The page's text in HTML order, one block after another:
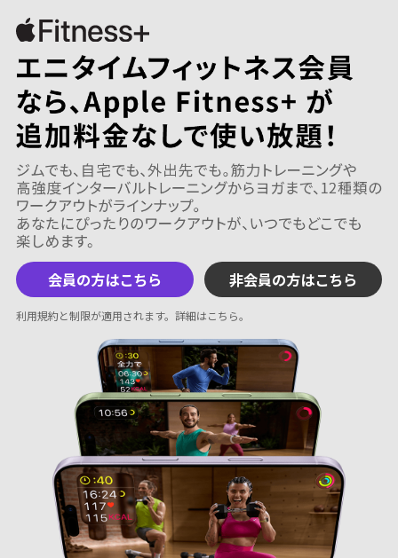
会員の方はこちら 非会員の方はこちら
利用規約と制限が適用されます。 詳細はこちら。